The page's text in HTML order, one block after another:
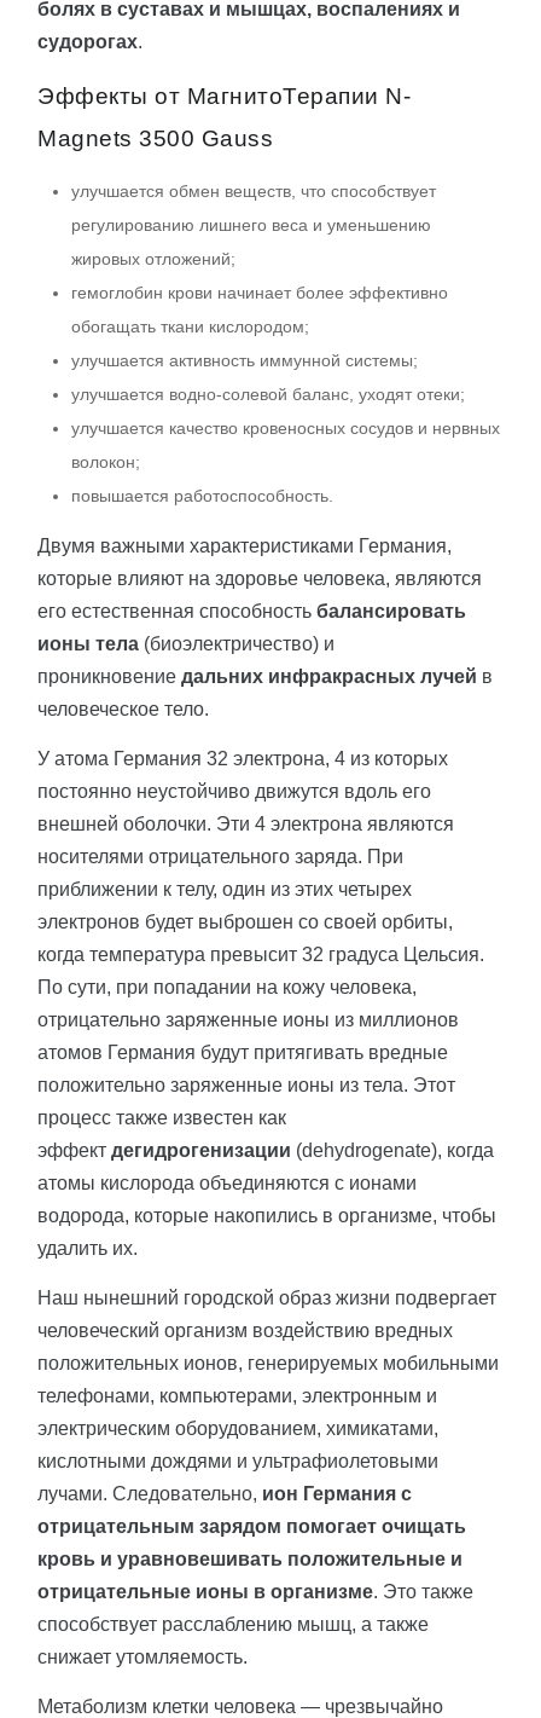
болях в суставах и мышцах, воспалениях и
судорогах.
Эффекты от МагнитоТерапии N-
Magnets 3500 Gauss
улучшается обмен веществ, что способствует
регулированию лишнего веса и уменьшению
жировых отложений;
гемоглобин крови начинает более эффективно
обогащать ткани кислородом;
улучшается активность иммунной системы;
улучшается водно-солевой баланс, уходят отеки;
улучшается качество кровеносных сосудов и нервных
волокон;
повышается работоспособность.
Двумя важными характеристиками Германия,
которые влияют на здоровье человека, являются
его естественная способность балансировать
ионы тела (биоэлектричество) и
проникновение дальних инфракрасных лучей в
человеческое тело.
У атома Германия 32 электрона, 4 из которых
постоянно неустойчиво движутся вдоль его
внешней оболочки. Эти 4 электрона являются
носителями отрицательного заряда. При
приближении к телу, один из этих четырех
электронов будет выброшен со своей орбиты,
когда температура превысит 32 градуса Цельсия.
По сути, при попадании на кожу человека,
отрицательно заряженные ионы из миллионов
атомов Германия будут притягивать вредные
положительно заряженные ионы из тела. Этот
процесс также известен как
эффект дегидрогенизации (dehydrogenate), когда
атомы кислорода объединяются с ионами
водорода, которые накопились в организме, чтобы
удалить их.
Наш нынешний городской образ жизни подвергает
человеческий организм воздействию вредных
положительных ионов, генерируемых мобильными
телефонами, компьютерами, электронным и
электрическим оборудованием, химикатами,
кислотными дождями и ультрафиолетовыми
лучами. Следовательно, ион Германия с
отрицательным зарядом помогает очищать
кровь и уравновешивать положительные и
отрицательные ионы в организме. Это также
способствует расслаблению мышц, а также
снижает утомляемость.
Метаболизм клетки человека — чрезвычайно